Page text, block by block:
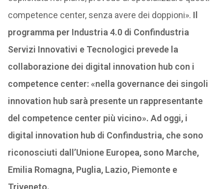
competence center, senza avere dei doppioni». Il
programma per Industria 4.0 di Confindustria
Servizi Innovativi e Tecnologici prevede la
collaborazione dei digital innovation hub con i
competence center: «nella governance dei singoli
innovation hub sarà presente un rappresentante
del competence center più vicino». Ad oggi, i
digital innovation hub di Confindustria, che sono
riconosciuti dall’Unione Europea, sono Marche,
Emilia Romagna, Puglia, Lazio, Piemonte e
Triveneto.